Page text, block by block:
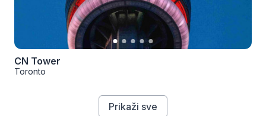
CN Tower
Toronto
Prikaži sve